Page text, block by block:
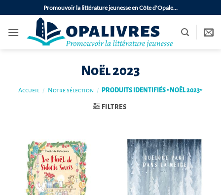
au
contenu
Promouvoir la littérature jeunesse en Côte d'Opale…
Noël 2023
Accueil / Notre sélection / PRODUITS IDENTIFIÉS “NOËL 2023”
FILTRES